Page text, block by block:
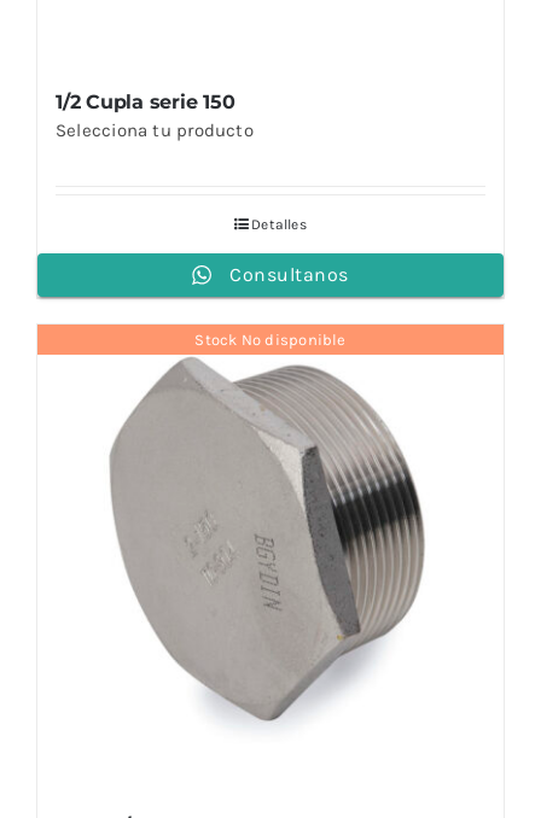
1/2 Cupla serie 150
Selecciona tu producto
Detalles
Consultanos
Stock No disponible